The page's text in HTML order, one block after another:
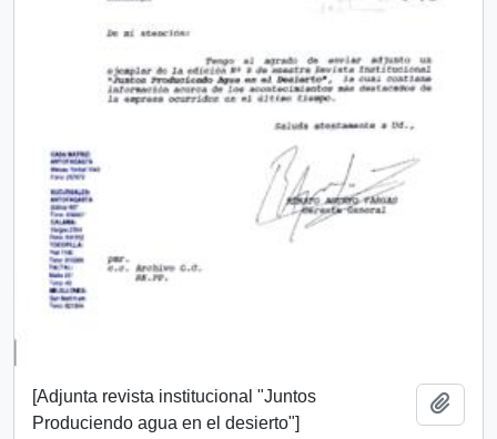
[Adjunta revista institucional "Juntos
Produciendo agua en el desierto"]